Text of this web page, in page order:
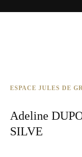
ESPACE JULES DE
Adeline
SILVE